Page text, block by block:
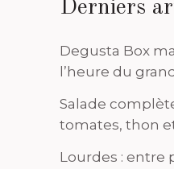
Derniers
Degusta Box
l’heure du
Salade
tomates, thon
Lourdes : entre